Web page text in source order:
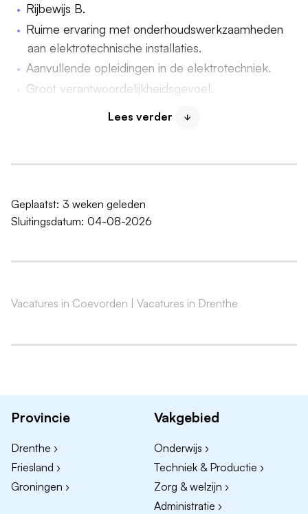
Rijbewijs B.
Ruime ervaring met onderhoudswerkzaamheden
aan elektrotechnische installaties.
Aanvullende opleidingen in de elektrotechniek.
Groot verantwoordelijkheidsgevoel.
Ervaring met gebouwbeheerssystemen.
Wat vraagt deze functie?
Communicatief sterk in woord en geschrift.
Jezelf blijven ontwikkelen door opleiding & training.
Uitdagende functie in de zakelijke markt retail en
utiliteit.
Uitstekende arbeidsvoorwaarden conform cao
Lees verder
Geplaatst: 3 weken geleden
Sluitingsdatum: 04-08-2026
Vacatures in Coevorden | Vacatures in Drenthe
Provincie
Drenthe ›
Friesland ›
Groningen ›
Vakgebied
Onderwijs ›
Techniek & Productie ›
Zorg & welzijn ›
Administratie ›